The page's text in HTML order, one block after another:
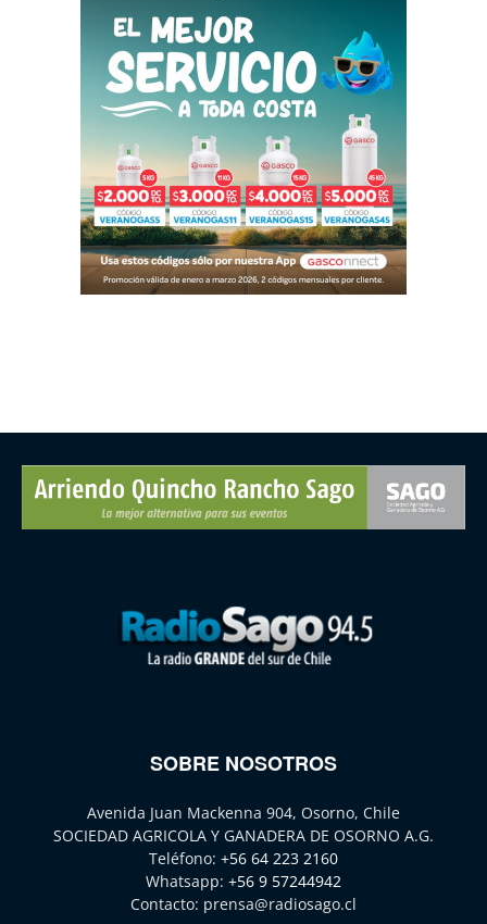
SOBRE NOSOTROS
Avenida Juan Mackenna 904, Osorno, Chile
SOCIEDAD AGRICOLA Y GANADERA DE OSORNO A.G.
Teléfono: +56 64 223 2160
Whatsapp: +56 9 57244942
Contacto: prensa@radiosago.cl